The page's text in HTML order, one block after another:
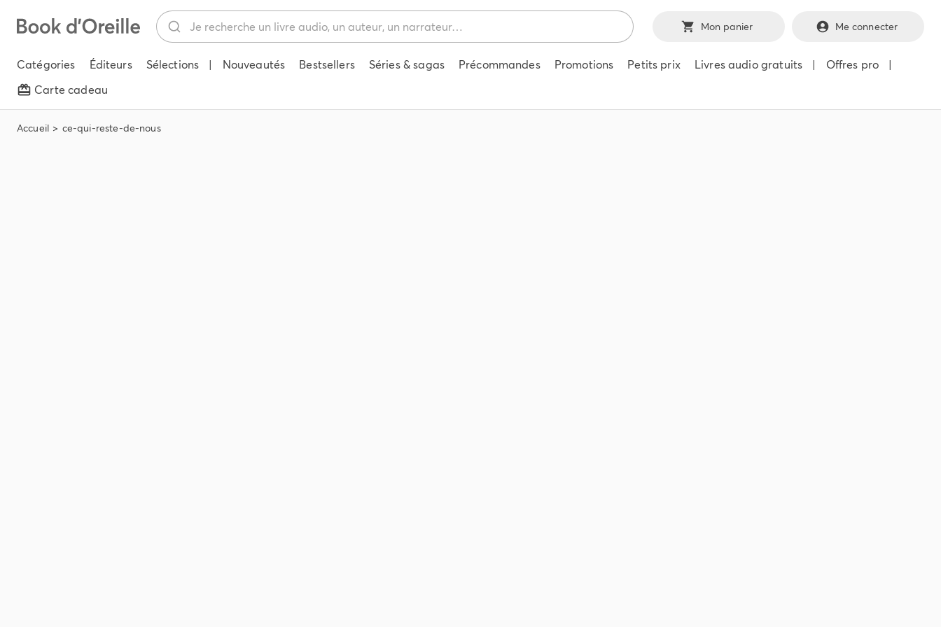
Mon panier Me connecter
Catégories Éditeurs Sélections | Nouveautés Bestsellers Séries & sagas Précommandes Promotions Petits prix Livres audio gratuits | Offres pro
|
Carte cadeau
Accueil ce-qui-reste-de-nous